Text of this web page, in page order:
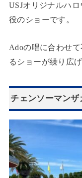
USJオリジナルハ
役のショーです。
Adoの唱に合わせ
るショーが繰り広
チェンソーマンザ